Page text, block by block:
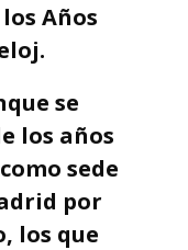
Años
se
los años
sede
por
los que